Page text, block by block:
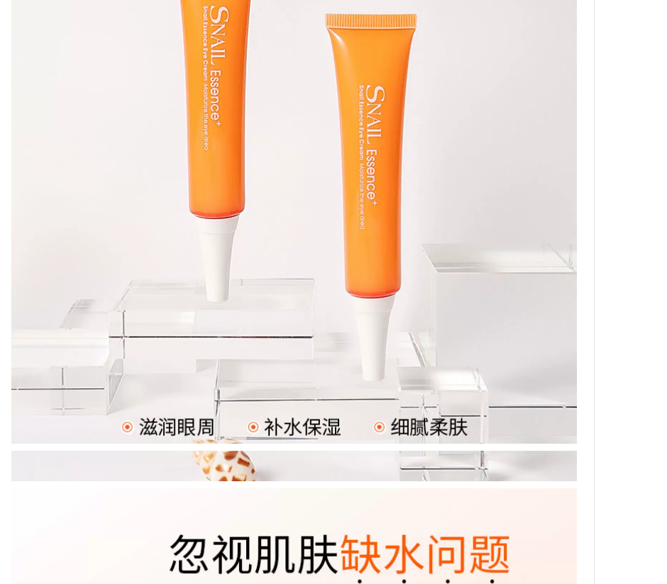
làm sạch sâu sữa
rửa mặt sủi bọt
768,000
Sữa Làm sạch sâu
Hợp đồng Kiểm soát
lỗ chân lông Amino
rửa mặt cho da dầu
Kem trị mụn mụn
trứng cá mụn trứng
cá kem trị mụn
cá sản phẩm mụn
411,000
Aloe vera gel chính
hãng mụn trứng cá
đánh dấu ngậm
nước sau khi sửa
chữa mặt trời mặt nạ
gel mặt nạ nam
hãng Whitening
Hộp Dress Freckle
Chloroal Color
Spots Old Spots
892,000
Sáu chiến thắng
Peptide Kem chống
nhăn ánh sáng nếp
nhăn Nước Chống
lão hóa Câu chuyện
Firming Set chính
hãng Trang web
chính thức của
Gỗ khai thác trang
điểm Dầu nữ Máy
ép nhạy cảm Da mắt
đặc biệt Mặt ba
trong một chất lỏng